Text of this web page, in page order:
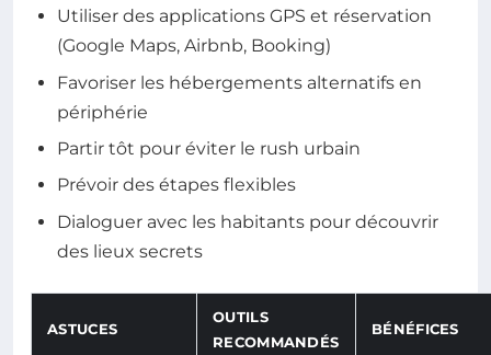
Utiliser des applications GPS et réservation
(Google Maps, Airbnb, Booking)
Favoriser les hébergements alternatifs en
périphérie
Partir tôt pour éviter le rush urbain
Prévoir des étapes flexibles
Dialoguer avec les habitants pour découvrir
des lieux secrets
ASTUCES
OUTILS
RECOMMANDÉS
BÉNÉFICES